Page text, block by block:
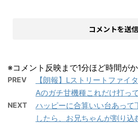
※コメント反映まで1分ほど時間が
PREV
【朗報】Lストリートファイ
Aのガチ甘機種これだけ打っ
NEXT
ハッピーに合算いい台あって
したら、お兄ちゃんが割り込